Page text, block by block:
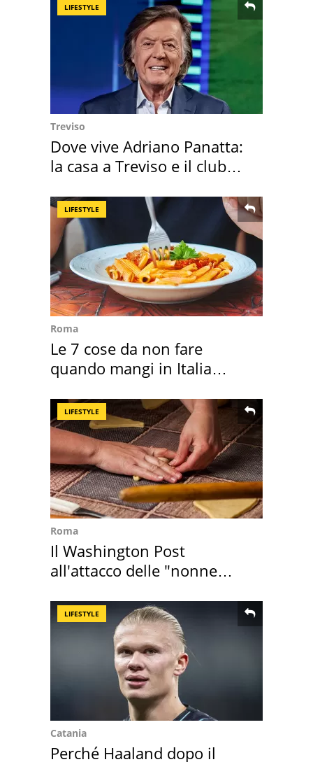
LIFESTYLE
Treviso
Dove vive Adriano Panatta:
la casa a Treviso e il club
LIFESTYLE
Roma
Le 7 cose da non fare
quando mangi in Italia
LIFESTYLE
Roma
Il Washington Post
all'attacco delle "nonne
LIFESTYLE
Catania
Perché Haaland dopo il